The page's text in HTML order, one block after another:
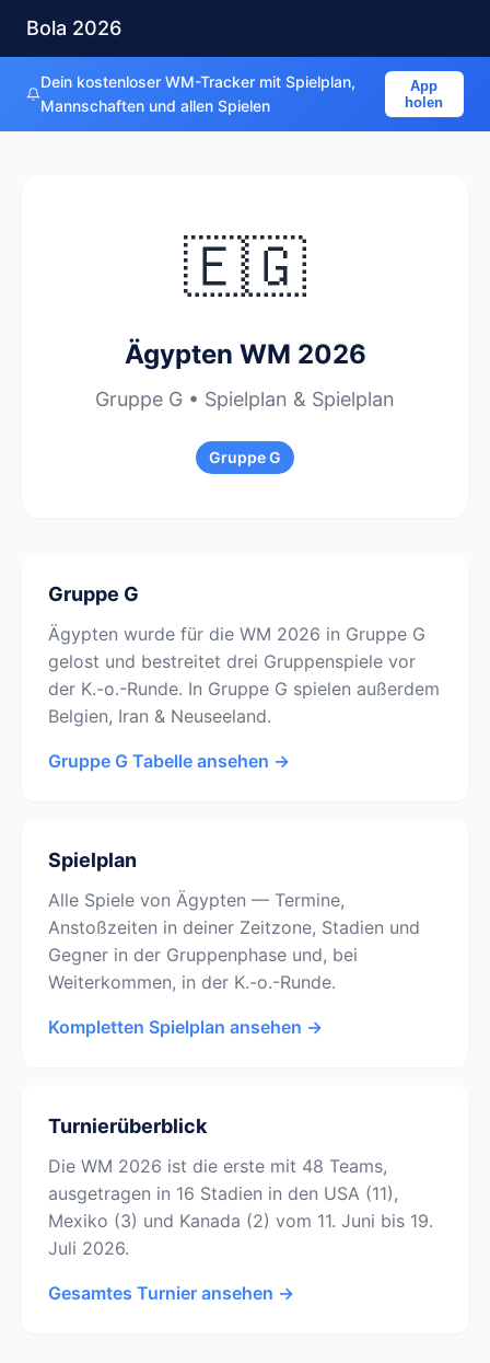
Bola 2026
Dein kostenloser WM-Tracker mit Spielplan,
Mannschaften und allen Spielen
App
holen
🇪🇬
Ägypten WM 2026
Gruppe G • Spielplan & Spielplan
Gruppe G
Gruppe G
Ägypten wurde für die WM 2026 in Gruppe G
gelost und bestreitet drei Gruppenspiele vor
der K.-o.-Runde. In Gruppe G spielen außerdem
Belgien, Iran & Neuseeland.
Gruppe G Tabelle ansehen →
Spielplan
Alle Spiele von Ägypten — Termine,
Anstoßzeiten in deiner Zeitzone, Stadien und
Gegner in der Gruppenphase und, bei
Weiterkommen, in der K.-o.-Runde.
Kompletten Spielplan ansehen →
Turnierüberblick
Die WM 2026 ist die erste mit 48 Teams,
ausgetragen in 16 Stadien in den USA (11),
Mexiko (3) und Kanada (2) vom 11. Juni bis 19.
Juli 2026.
Gesamtes Turnier ansehen →